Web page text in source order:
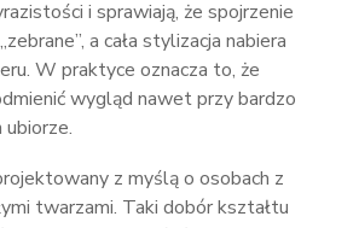
i sprawiają, że spojrzenie
a cała stylizacja nabiera
W praktyce oznacza to, że
wygląd nawet przy bardzo
z myślą o osobach z
twarzami. Taki dobór kształtu